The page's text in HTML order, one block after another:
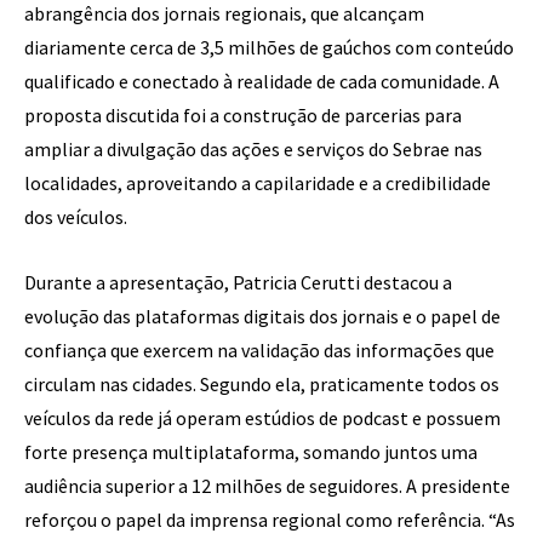
abrangência dos jornais regionais, que alcançam
diariamente cerca de 3,5 milhões de gaúchos com conteúdo
qualificado e conectado à realidade de cada comunidade. A
proposta discutida foi a construção de parcerias para
ampliar a divulgação das ações e serviços do Sebrae nas
localidades, aproveitando a capilaridade e a credibilidade
dos veículos.
Durante a apresentação, Patricia Cerutti destacou a
evolução das plataformas digitais dos jornais e o papel de
confiança que exercem na validação das informações que
circulam nas cidades. Segundo ela, praticamente todos os
veículos da rede já operam estúdios de podcast e possuem
forte presença multiplataforma, somando juntos uma
audiência superior a 12 milhões de seguidores. A presidente
reforçou o papel da imprensa regional como referência. “As